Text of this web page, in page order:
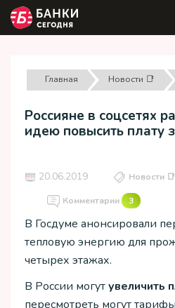
Главная Новости 📑
Россияне в соцсетях
идею повысить плату
20.06.2019 Новости 📑
Комментарии 3
В Госдуме анонсировали
тепловую энергию для
четырех этажах.
В России могутувеличить
пересмотреть могут